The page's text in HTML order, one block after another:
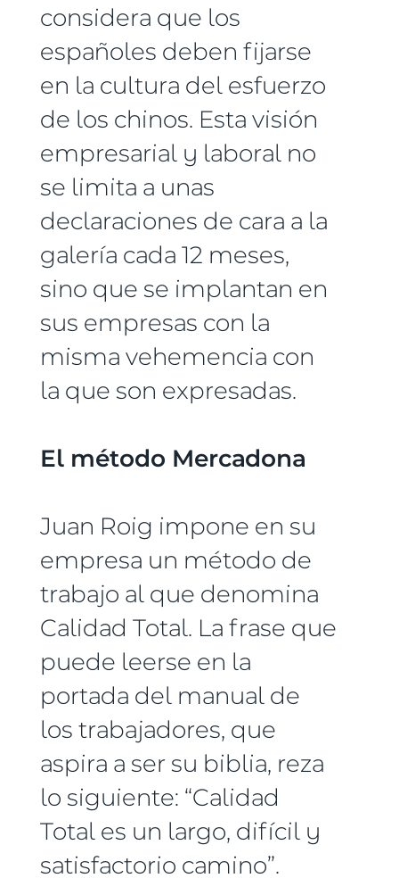
considera que los
españoles deben fijarse
en la cultura del esfuerzo
de los chinos. Esta visión
empresarial y laboral no
se limita a unas
declaraciones de cara a la
galería cada 12 meses,
sino que se implantan en
sus empresas con la
misma vehemencia con
la que son expresadas.
El método Mercadona
Juan Roig impone en su
empresa un método de
trabajo al que denomina
Calidad Total. La frase que
puede leerse en la
portada del manual de
los trabajadores, que
aspira a ser su biblia, reza
lo siguiente: “Calidad
Total es un largo, difícil y
satisfactorio camino”.